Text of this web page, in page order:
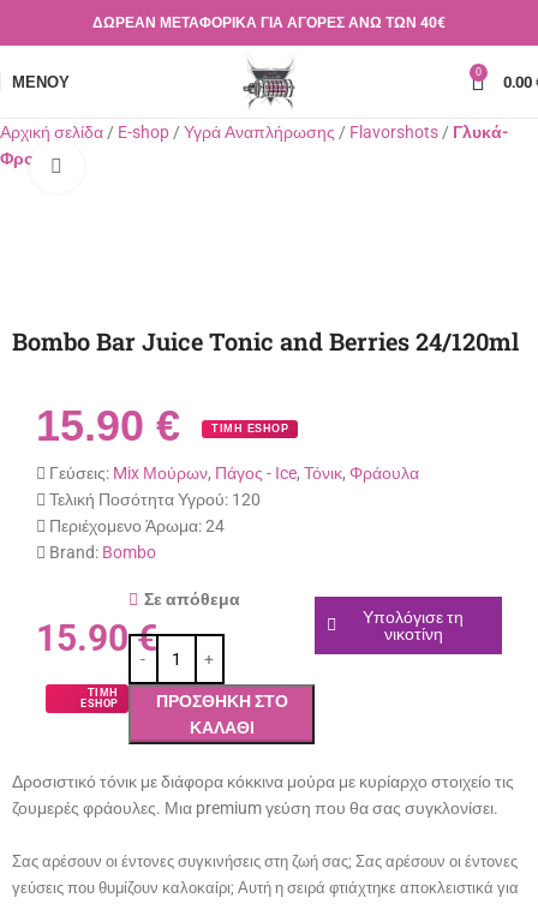
ΔΩΡΕΑΝ ΜΕΤΑΦΟΡΙΚΑ ΓΙΑ ΑΓΟΡΕΣ ΑΝΩ ΤΩΝ 40€
ΜΕΝΟΎ 0 0.00
Αρχική σελίδα E-shop Υγρά Αναπλήρωσης Flavorshots
Γλυκά-
Φρούτα
Bombo Bar Juice Tonic and Berries 24/120ml
15.90 € ΤΙΜΗ ESHOP
Γεύσεις: Mix Μούρων, Πάγος - Ιce, Τόνικ, Φράουλα
Τελική Ποσότητα Υγρού: 120
Περιέχομενο Άρωμα:24
Brand: Bombo
15.90€
ΤΙΜΗ
ESHOP
Σε απόθεμα
ΠΡΟΣΘΉΚΗ ΣΤΟ
ΚΑΛΆΘΙ
Υπολόγισε τη
νικοτίνη
Δροσιστικό τόνικ με διάφορα κόκκινα μούρα με κυρίαρχο στοιχείο τις
ζουμερές φράουλες. Μια premium γεύση που θα σας συγκλονίσει.
Σας αρέσουν οι έντονες συγκινήσεις στη ζωή σας; Σας αρέσουν οι έντονες
γεύσεις που θυμίζουν καλοκαίρι; Αυτή η σειρά φτιάχτηκε αποκλειστικά για